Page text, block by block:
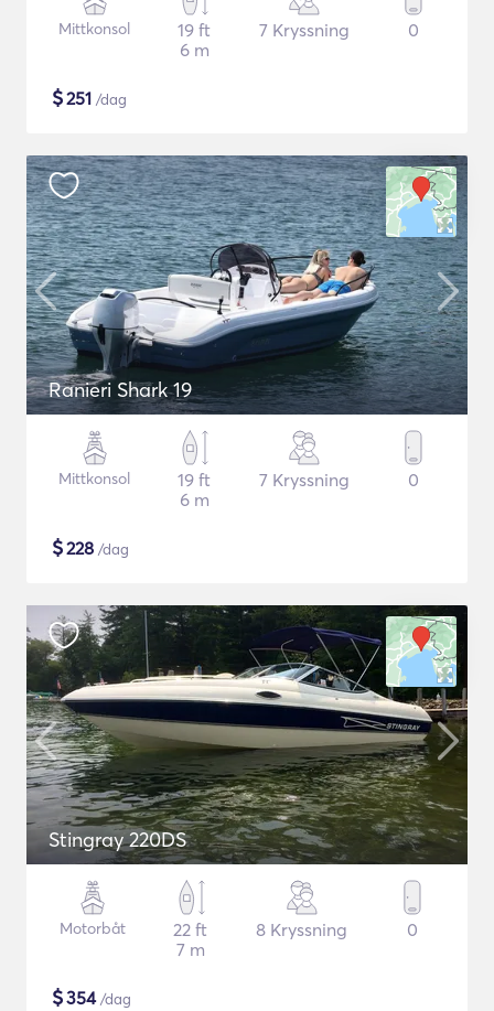
Mittkonsol
19 ft
6 m
7 Kryssning 0
$251 /dag
Ranieri Shark 19
Mittkonsol
19 ft
6 m
7 Kryssning 0
$228 /dag
Stingray 220DS
Motorbåt
22 ft
7 m
8 Kryssning 0
$354/dag